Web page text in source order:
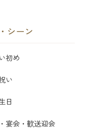
シーン
初め
い
日
宴会・歓送迎会